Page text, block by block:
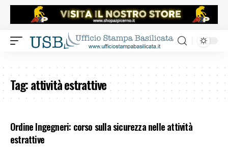
Tag:attività estrattive
Ordine Ingegneri: corso sulla sicurezza nelle attività
estrattive